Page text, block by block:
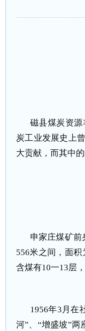
磁县煤炭资
炭工业发展史上
大贡献，而其中
申家庄煤矿
556米之间，面积
含煤有10一13层
1956年3月在
河”、“增盛坡”两